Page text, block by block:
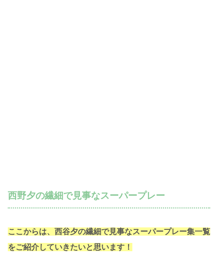
西野夕の繊細で見事なスーパープレー
ここからは、西谷夕の繊細で見事なスーパープレー集一覧
をご紹介していきたいと思います！